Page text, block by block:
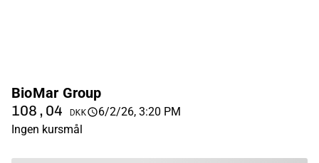
BioMar Group
108,04 DKK
6/2/26, 3:20 PM
Ingen kursmål